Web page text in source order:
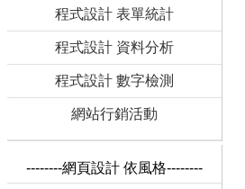
程式設計 表單統計
程式設計 資料分析
程式設計 數字檢測
網站行銷活動
--------網頁設計 依風格--------